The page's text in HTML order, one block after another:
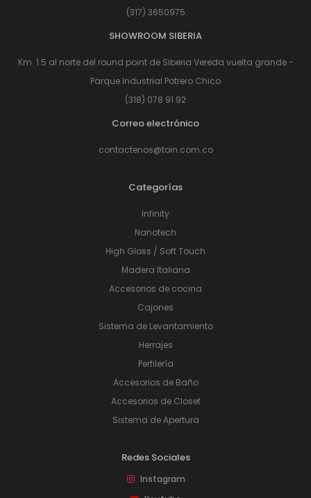
(317) 3650975
SHOWROOM SIBERIA
Km. 1.5 al norte del round point de Siberia Vereda vuelta grande -
Parque Industrial Potrero Chico
(318) 078 91 92
Correo electrónico
contactenos@toin.com.co
Categorías
Infinity
Nanotech
High Gloss / Soft Touch
Madera Italiana
Accesorios de cocina
Cajones
Sistema de Levantamiento
Herrajes
Perfilería
Accesorios de Baño
Accesorios de Closet
Sistema de Apertura
Redes Sociales
Instagram